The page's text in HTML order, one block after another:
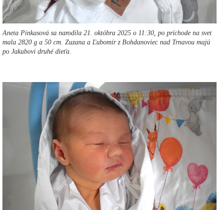
Aneta Pinkasová sa narodila 21. októbra 2025 o 11:30, po príchode na svet
mala 2820 g a 50 cm. Zuzana a Ľubomír z Bohdanoviec nad Trnavou majú
po Jakubovi druhé dieťa.